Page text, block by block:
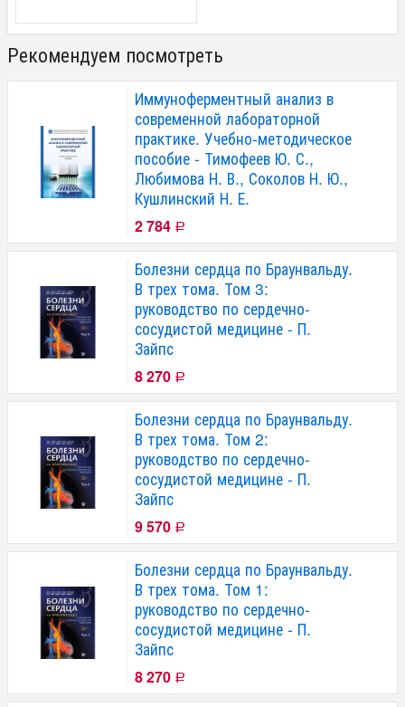
Рекомендуем посмотреть
Иммуноферментный анализ в
современной лабораторной
практике. Учебно-методическое
пособие - Тимофеев Ю. С.,
Любимова Н. В., Соколов Н. Ю.,
Кушлинский Н. Е.
2 784 Р
Болезни сердца по Браунвальду.
В трех тома. Том 3:
руководство по сердечно-
сосудистой медицине - П.
Зайпс
8 270 Р
Болезни сердца по Браунвальду.
В трех тома. Том 2:
руководство по сердечно-
сосудистой медицине - П.
Зайпс
9 570 Р
Болезни сердца по Браунвальду.
В трех тома. Том 1:
руководство по сердечно-
сосудистой медицине - П.
Зайпс
8 270 Р